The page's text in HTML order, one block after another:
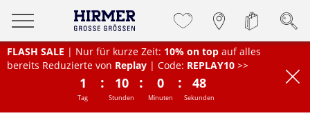
FLASH SALE | Nur für kurze Zeit: 10% on topauf alles
bereits Reduzierte von Replay| Code: REPLAY10>>
1
Tag
: 10
Stunden
: 0
Minuten
: 47
Sekunden